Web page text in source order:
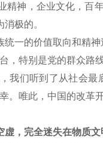
神，企业文化，百
极的。
一的价值取向和精
，特别是党的群众路
我们听到了从社会最
。唯此，中国的改革
，完全迷失在物质